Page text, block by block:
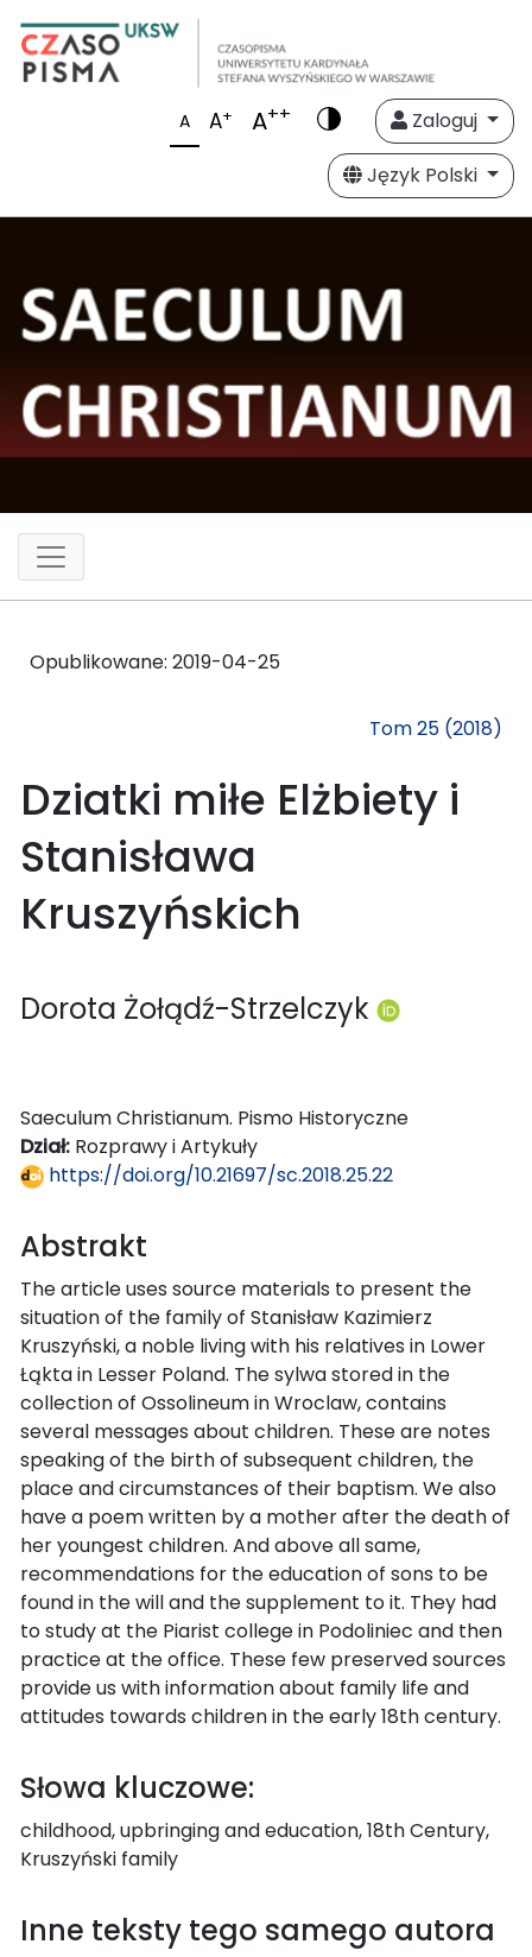
A A+ A++
Zaloguj
Język Polski
Opublikowane: 2019-04-25
Tom 25 (2018)
Dziatki miłe Elżbiety i
Stanisława
Kruszyńskich
Dorota Żołądź-Strzelczyk
Saeculum Christianum. Pismo Historyczne
Dział: Rozprawy i Artykuły
https://doi.org/10.21697/sc.2018.25.22
Abstrakt
The article uses source materials to present the
situation of the family of Stanisław Kazimierz
Kruszyński, a noble living with his relatives in Lower
Łąkta in Lesser Poland. The sylwa stored in the
collection of Ossolineum in Wroclaw, contains
several messages about children. These are notes
speaking of the birth of subsequent children, the
place and circumstances of their baptism. We also
have a poem written by a mother after the death of
her youngest children. And above all same,
recommendations for the education of sons to be
found in the will and the supplement to it. They had
to study at the Piarist college in Podoliniec and then
practice at the office. These few preserved sources
provide us with information about family life and
attitudes towards children in the early 18th century.
Słowa kluczowe:
childhood, upbringing and education, 18th Century,
Kruszyński family
Inne teksty tego samego autora